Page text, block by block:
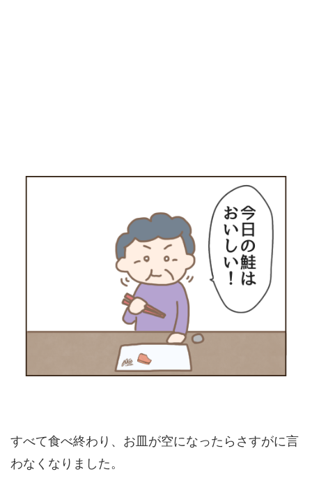
すべて食べ終わり、お皿が空になったらさすがに言
わなくなりました。